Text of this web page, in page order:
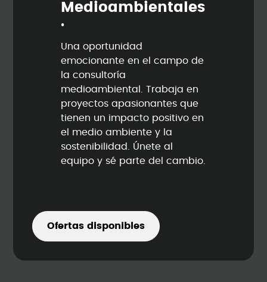
Medioambienta les
.
Una oportunidad
emocionante en el campo de
la consultoría
medioambiental. Trabaja en
proyectos apasionantes que
tienen un impacto positivo en
el medio ambiente y la
sostenibilidad. Únete al
equipo y sé parte del cambio.
Ofertas disponibles